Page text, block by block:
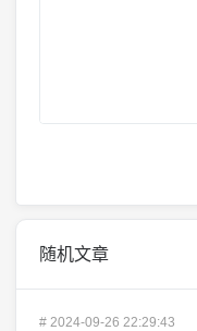
随机文章
# 2024-09-26 22:29:43